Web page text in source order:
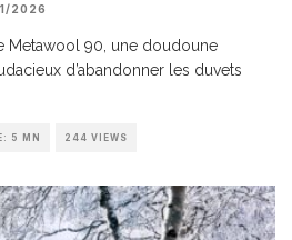
2026
Metawool 90, une doudoune
d’abandonner les duvets
5 MN 244 VIEWS